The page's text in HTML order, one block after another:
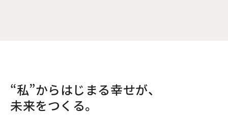
“私”からはじまる幸せが、
未来をつくる。